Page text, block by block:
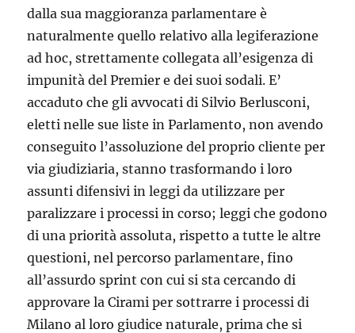
dalla sua maggioranza parlamentare è
naturalmente quello relativo alla legiferazione
ad hoc, strettamente collegata all’esigenza di
impunità del Premier e dei suoi sodali. E’
accaduto che gli avvocati di Silvio Berlusconi,
eletti nelle sue liste in Parlamento, non avendo
conseguito l’assoluzione del proprio cliente per
via giudiziaria, stanno trasformando i loro
assunti difensivi in leggi da utilizzare per
paralizzare i processi in corso; leggi che godono
di una priorità assoluta, rispetto a tutte le altre
questioni, nel percorso parlamentare, fino
all’assurdo sprint con cui si sta cercando di
approvare la Cirami per sottrarre i processi di
Milano al loro giudice naturale, prima che si